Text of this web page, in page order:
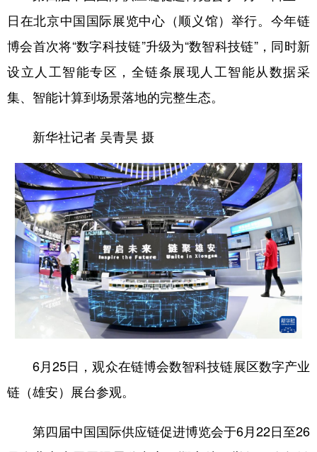
日在北京中国国际展览中心（顺义馆）举行。今年链
博会首次将“数字科技链”升级为“数智科技链”，同时新
设立人工智能专区，全链条展现人工智能从数据采
集、智能计算到场景落地的完整生态。
新华社记者 吴青昊 摄
6月25日，观众在链博会数智科技链展区数字产业
链（雄安）展台参观。
第四届中国国际供应链促进博览会于6月22日至26